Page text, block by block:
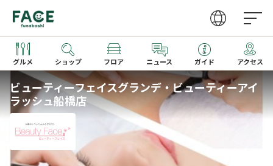
グルメ ショップ フロア ニュース ガイド アクセス
営業時間
アクセス
ファッション・雑貨
レストラン
カフェ・フーズ
グルメガイドTOP
レストラン一覧
カフェ一覧
取り扱いショップ一覧
新着ギフト
ビューティーフェイスグランデ・ビューティーアイ
ラッシュ船橋店